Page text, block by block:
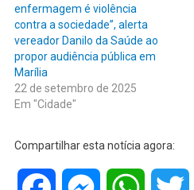
enfermagem é violência
contra a sociedade”, alerta
vereador Danilo da Saúde ao
propor audiência pública em
Marília
22 de setembro de 2025
Em "Cidade"
Compartilhar esta notícia agora:
Facebook MessengerWhatsApp